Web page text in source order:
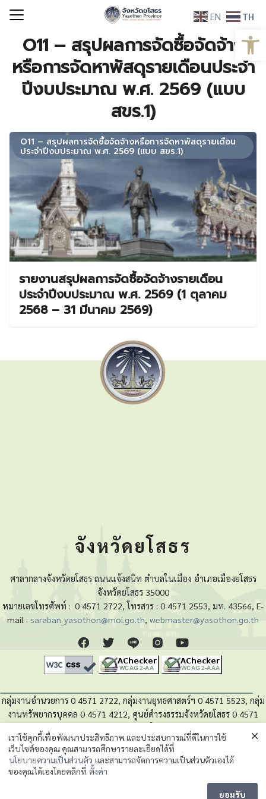
Skip
content
Search
for:O11 – สรุปผลการจัดซื้อจัดจ้าง
หรือการจัดหาพัสดุรายเดือนประจำ
ปีงบประมาณ พ.ศ. 2569 (แบบ
สขร.1)
O11 – สรุปผลการจัดซื้อจัดจ้างหรือการจัดหาพัสดุรายเดือน
ประจำปีงบประมาณ พ.ศ. 2569 (แบบ สขร.1)
รายงานสรุปผลการจัดซื้อจัดจ้างรายเดือน
ประจำปีงบประมาณ พ.ศ. 2569 (1 ตุลาคม
2568 – 31 มีนาคม 2569)
จังหวัดยโสธร
ศาลากลางจังหวัดยโสธร ถนนแจ้งสนิท ตำบลในเมือง อำเภอเมืองยโสธร
จังหวัดยโสธร 35000
หมายเลขโทรศัพท์ : 0 4571 2722, โทรสาร : 0 4571 2553, มท. 43566, E-
mail : saraban_yasothon@moi.go.th, webmaster@yasothon.go.th
กลุ่มงานอำนวยการ 0 4571 2722, กลุ่มงานยุทธศาสตร์ฯ 0 4571 5523, กลุ่ม
งานทรัพยากรบุคคล 0 4571 4212, ศูนย์ดำรงธรรมจังหวัดยโสธร 0 4571
นโยบายความเป็นส่วนตัวของข้อมูล
©2023 กลุ่มงานยุทธศาสตร์และข้อมูลเพื่อการพัฒนาจังหวัด. สำนักงานจังหวัดยโสธร.
EN TH
เราใช้คุกกี้เพื่อพัฒนาประสิทธิภาพ และประสบการณ์ที่ดีในการใช้
เว็บไซต์ของคุณ คุณสามารถศึกษารายละเอียดได้ที่
นโยบายความเป็นส่วนตัว และสามารถจัดการความเป็นส่วนตัวเองได้
ของคุณได้เองโดยคลิกที่ ตั้งค่า
ยอมรับ